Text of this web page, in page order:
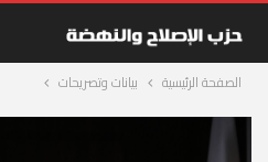
الصفحة الرئيسية بيانات وتصريحات